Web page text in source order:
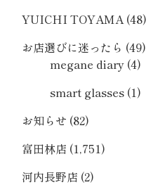
YUICHI TOYAMA (48)
お店選びに迷ったら (49)
megane diary (4)
smart glasses (1)
お知らせ (82)
富田林店 (1,751)
河内長野店 (2)